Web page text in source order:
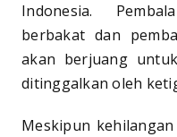
Indonesia.
berbakat dan
akan berjuang
ditinggalkan oleh
Meskipun